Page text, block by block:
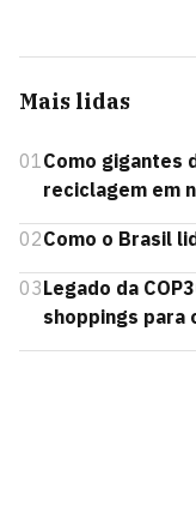
Mais lidas
01Como gigantes
reciclagem em
02Como o Brasil
03Legado da
shoppings